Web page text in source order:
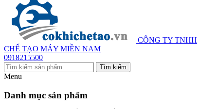
CÔNG TY TNHH
CHẾ TẠO MÁY MIỀN NAM
0918215500
Menu
Danh mục sản phẩm